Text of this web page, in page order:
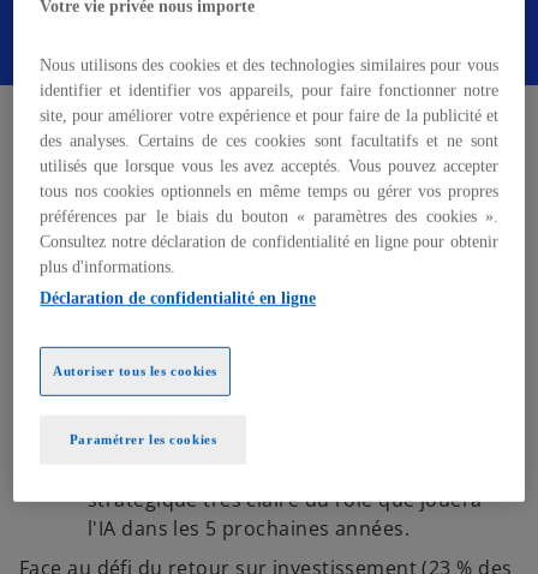
Recevoir le rapport
o
u
v
e
l
o
n
g
Les chiffres sont éloquents :
97%
des entreprises ont déjà réalisé des
améliorations de leurs performances
opérationnelles grâce à l'IA,
constatent des gains d'efficacité
significatifs,
Plus révélateur encore, 69%
stratégique très claire du rôle que jouera
l'IA dans les 5 prochaines années.
Face au défi du retour sur investissement (23 % des
Votre vie privée nous importe
Nous utilisons des cookies et des technologies similaires pour vous
identifier et identifier vos appareils, pour faire fonctionner notre
site, pour améliorer votre expérience et pour faire de la publicité et
des analyses. Certains de ces cookies sont facultatifs et ne sont
utilisés que lorsque vous les avez acceptés. Vous pouvez accepter
tous nos cookies optionnels en même temps ou gérer vos propres
préférences par le biais du bouton « paramètres des cookies ».
Consultez notre déclaration de confidentialité en ligne pour obtenir
plus d'informations.
Déclaration de confidentialité en ligne
Paramétrer les cookies
Autoriser tous les cookies